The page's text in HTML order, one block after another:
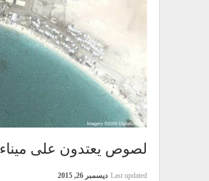
لصوص يعتدون على ميناء
Last updated ديسمبر 26, 2015